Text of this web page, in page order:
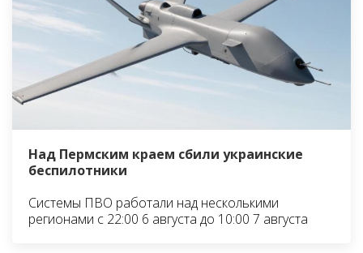
Над Пермским краем сбили украинские
беспилотники
Системы ПВО работали над несколькими
регионами с 22:00 6 августа до 10:00 7 августа